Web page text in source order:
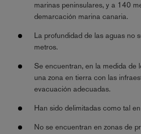
marinas peninsulares, y a 140
demarcación marina canaria.
La profundidad de las aguas no
metros.
Se encuentran, en la medida de
una zona en tierra con las
evacuación adecuadas.
Han sido delimitadas como tal
No se encuentran en zonas de